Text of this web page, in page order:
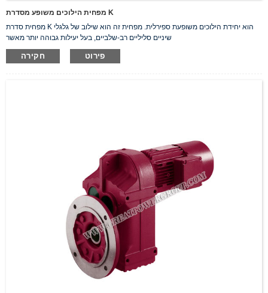
מפחית הילוכים משופע מסדרת K
מפחית סדרת K הוא יחידת הילוכים משופעת ספירלית. מפחית זה הוא שילוב של גלגלי
שיניים סליליים רב-שלביים, בעל יעילות גבוהה יותר מאשר
חקירה פירוט